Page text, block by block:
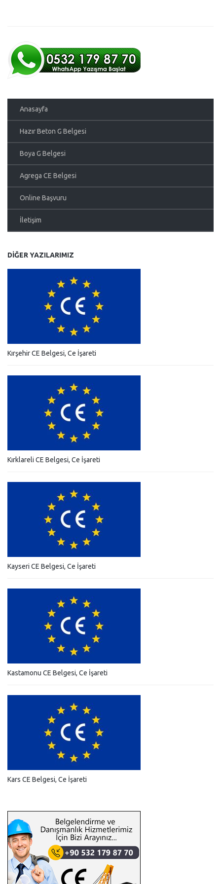
Anasayfa
Hazır Beton G Belgesi
Boya G Belgesi
Agrega CE Belgesi
Online Başvuru
İletişim
DIĞER YAZILARIMIZ
Kırşehir CE Belgesi, Ce İşareti
Kırklareli CE Belgesi, Ce İşareti
Kayseri CE Belgesi, Ce İşareti
Kastamonu CE Belgesi, Ce İşareti
Kars CE Belgesi, Ce İşareti